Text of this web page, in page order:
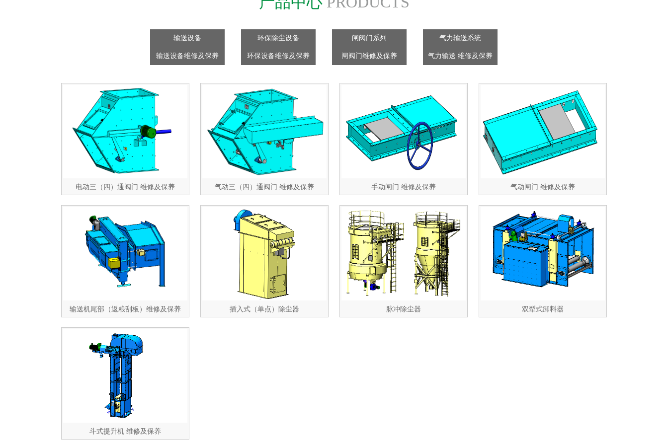
输送设备 环保除尘设备 闸阀门系列 气力输送系统
输送设备维修及保养 环保设备维修及保养 闸阀门维修及保养 气力输送 维修及保养
电动三（四）通阀门 维修及保养 气动三（四）通阀门 维修及保养 手动闸门 维修及保养 气动闸门 维修及保养
输送机尾部（返粮刮板）维修及保养 插入式（单点）除尘器 脉冲除尘器 双犁式卸料器
斗式提升机 维修及保养